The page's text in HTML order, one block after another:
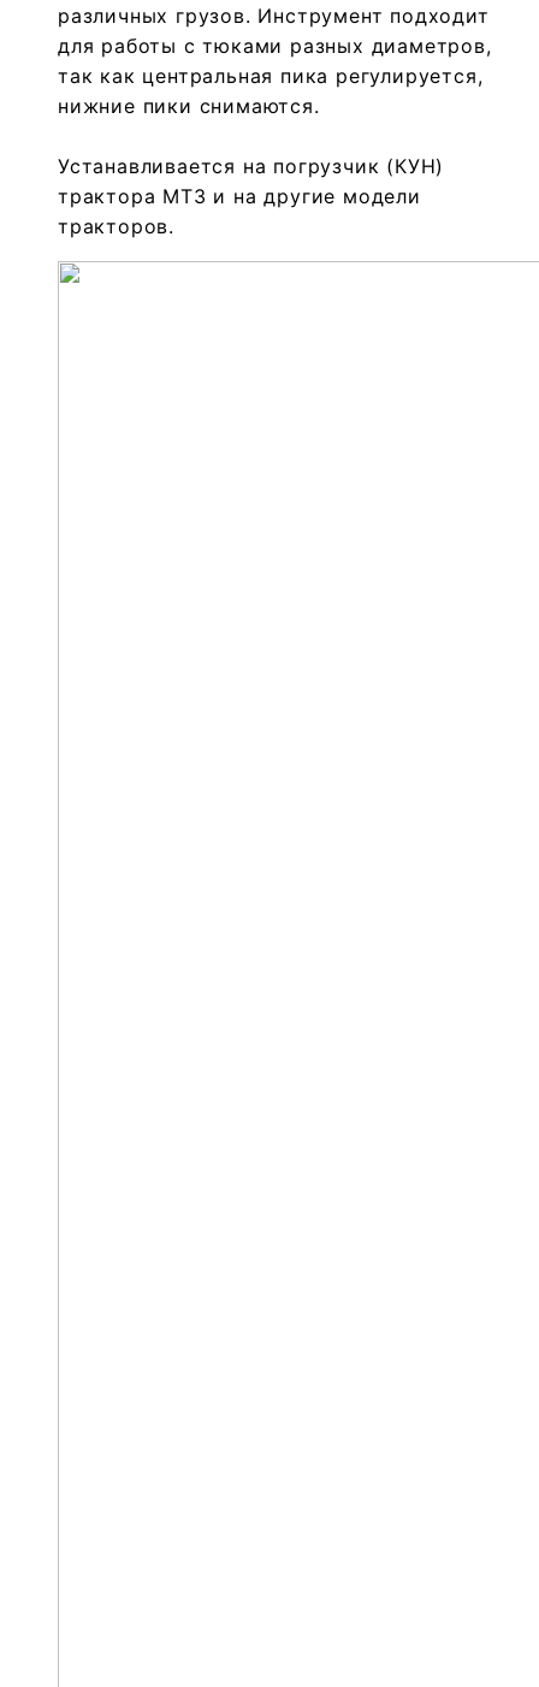
различных грузов. Инструмент подходит
для работы с тюками разных диаметров,
так как центральная пика регулируется,
нижние пики снимаются.
Устанавливается на погрузчик (КУН)
трактора МТЗ и на другие модели
тракторов.